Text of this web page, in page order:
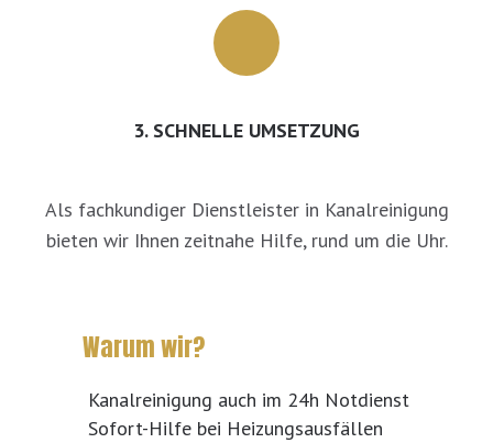
3. SCHNELLE UMSETZUNG
Als fachkundiger Dienstleister in Kanalreinigung
bieten wir Ihnen zeitnahe Hilfe, rund um die Uhr.
Warum wir?
Kanalreinigung auch im 24h Notdienst
Sofort-Hilfe bei Heizungsausfällen